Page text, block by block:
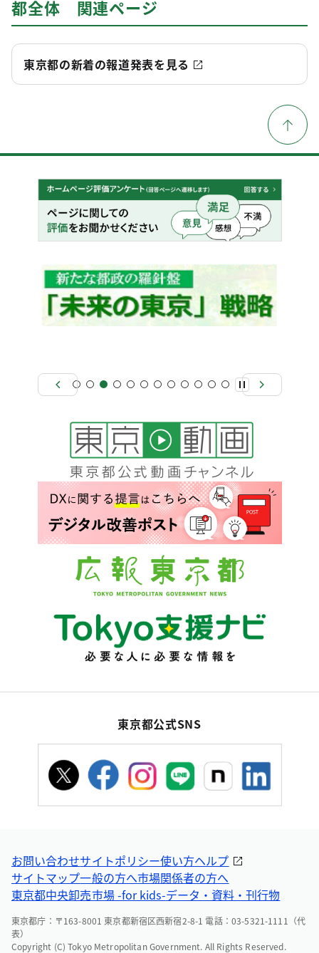
都全体 関連ページ
東京都の新着の報道発表を見る
東京都公式SNS
お問い合わせサイトポリシー使い方ヘルプ
サイトマップ一般の方へ市場関係者の方へ
東京都中央卸売市場 -for kids-データ・資料・刊行物
東京都庁：〒163-8001 東京都新宿区西新宿2-8-1 電話：03-5321-1111（代
表）
Copyright (C) Tokyo Metropolitan Government. All Rights Reserved.